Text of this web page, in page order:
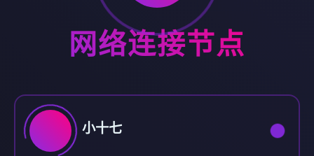
网络连接节点
小十七